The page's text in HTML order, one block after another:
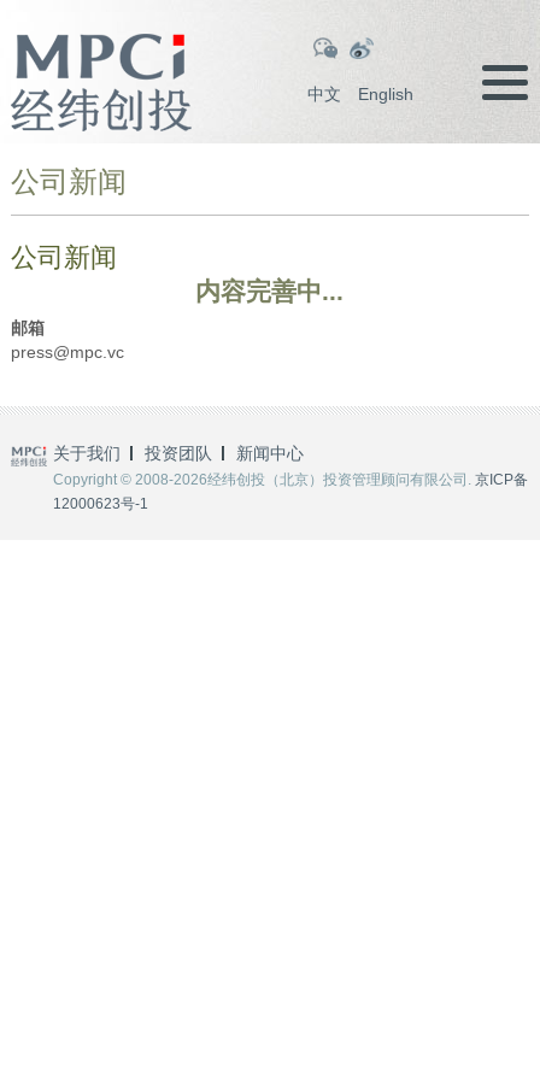
中文 English
公司新闻
公司新闻
内容完善中...
邮箱
press@mpc.vc
关于我们 投资团队 新闻中心
Copyright © 2008-2026经纬创投（北京）投资管理顾问有限公司. 京ICP备
12000623号-1